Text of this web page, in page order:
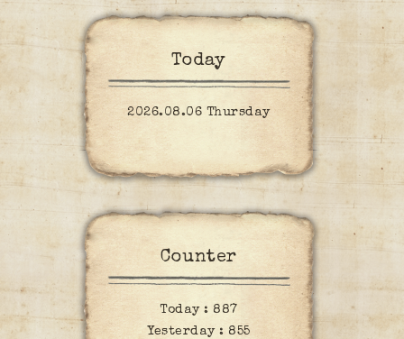
Today
2026.08.06 Thursday
Counter
Today : 887
Yesterday : 855